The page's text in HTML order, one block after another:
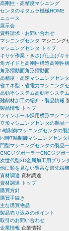
高剛性・高精度マシニング
センタのキタムラ機械HOME
ニュース
展示会
資料請求・お問い合わせ
マシニングセンタ マシニング
マシニングセンタ トップ
キサゲ作業・きさげ仕上げキ
角ガイドと高剛性構造高剛性
角形摺動面角形摺動面
高精度・高速マシニングセンタ
省エネ型・省電力マシニング
高効率システム高効率システム
難削材加工の紹介・製品情報
製品情報 トップ
ツインボール採用横形マシニ
立形マシニングセンタの製品
5軸制御マシニングセンタの製
同時7軸制御マシニングセンタ
門型マシニングセンタの製品
CNCジグボーラーCNCジグボ
次世代型3D金属加工用プリン
他に類を見ない豊富な最先端
資材調達 資材調達
資材調達 トップ
購買方針
購買手続き
主な購買物品
製品売り込みのポイント
取引のお問い合わせ
企業情報 企業情報